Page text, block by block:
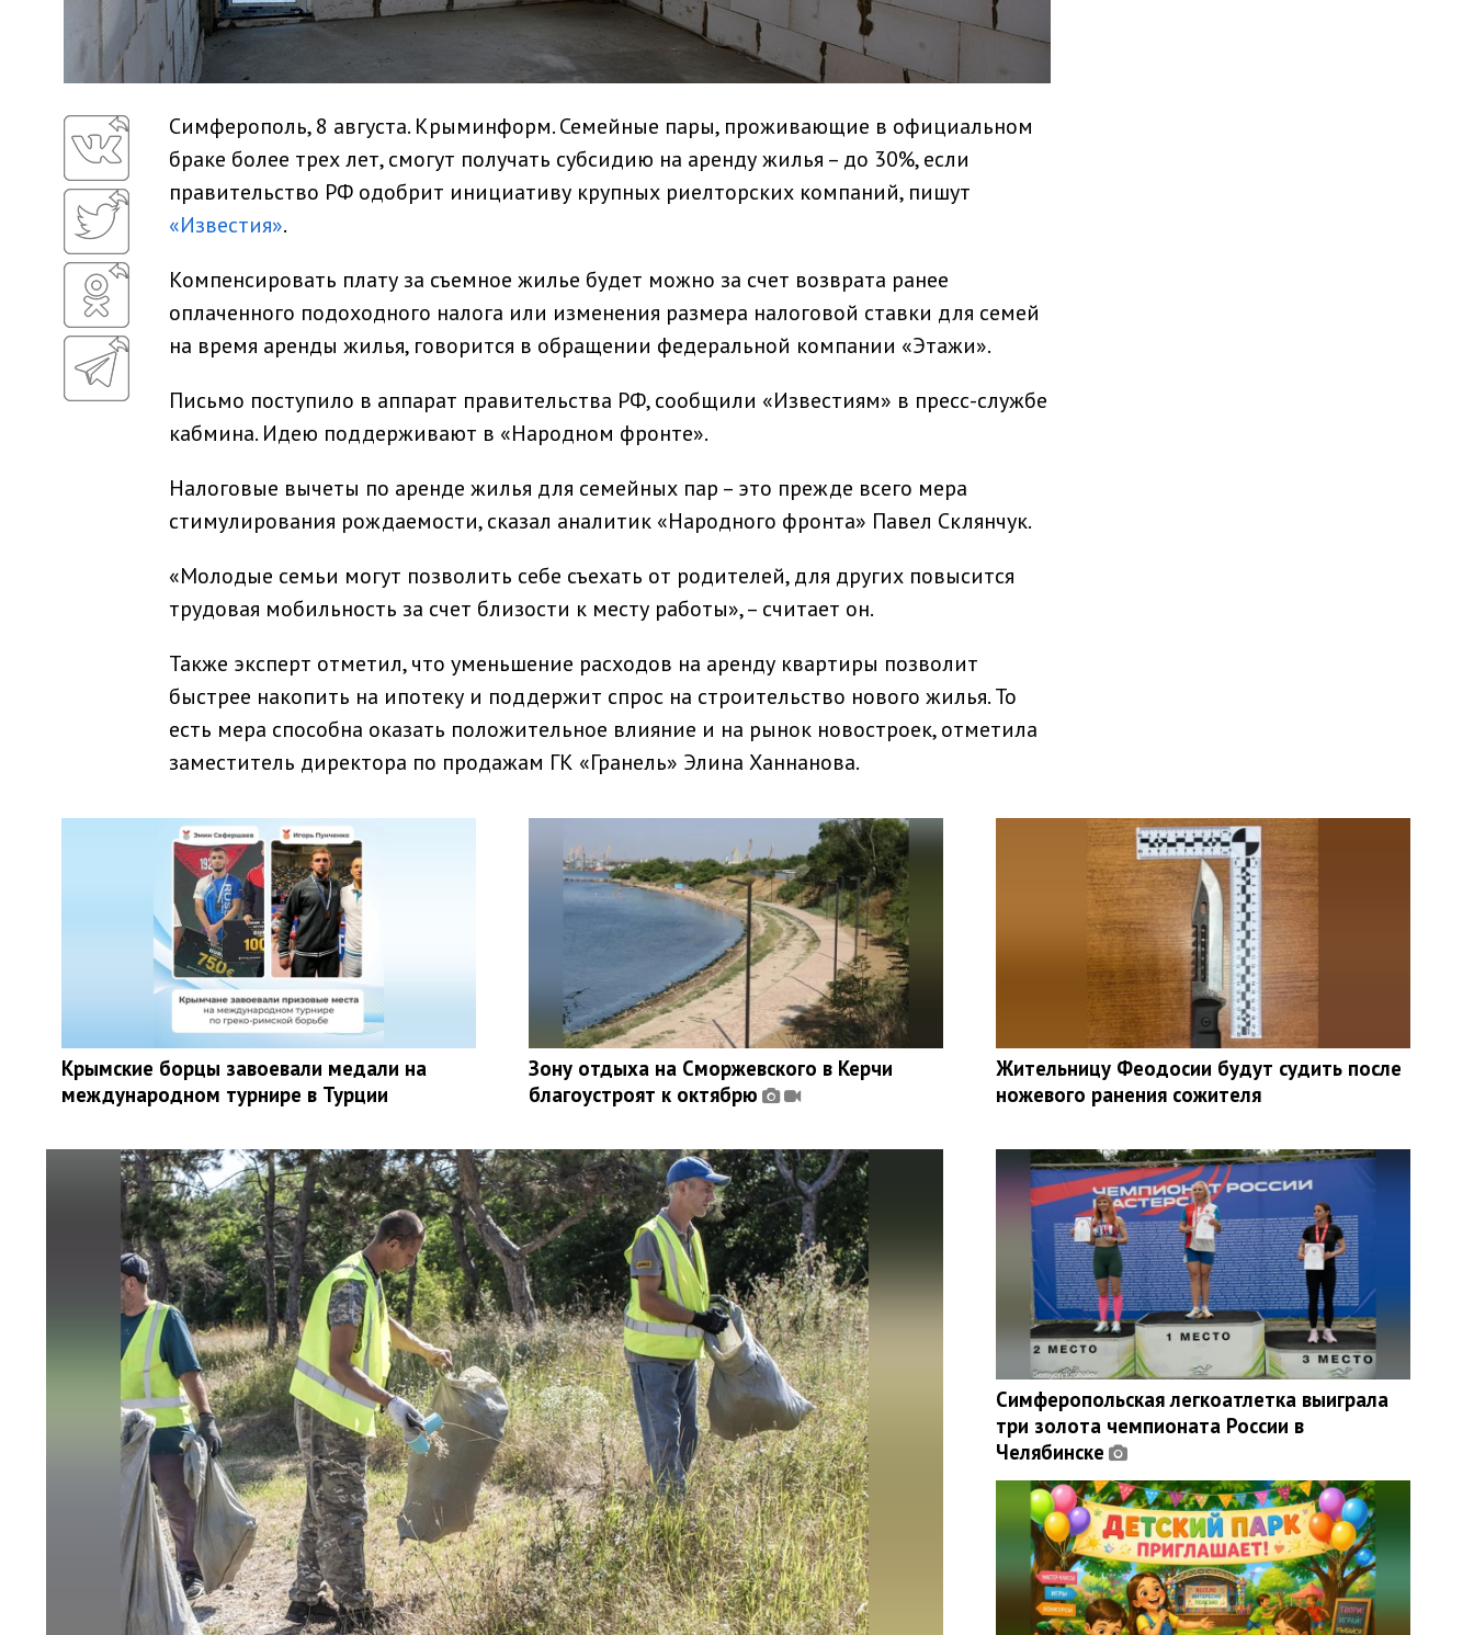
Симферополь, 8 августа. Крыминформ. Семейные пары, проживающие в официальном
браке более трех лет, смогут получать субсидию на аренду жилья – до 30%, если
правительство РФ одобрит инициативу крупных риелторских компаний, пишут
«Известия».
Компенсировать плату за съемное жилье будет можно за счет возврата ранее
оплаченного подоходного налога или изменения размера налоговой ставки для семей
на время аренды жилья, говорится в обращении федеральной компании «Этажи».
Письмо поступило в аппарат правительства РФ, сообщили «Известиям» в пресс-службе
кабмина. Идею поддерживают в «Народном фронте».
Налоговые вычеты по аренде жилья для семейных пар – это прежде всего мера
стимулирования рождаемости, сказал аналитик «Народного фронта» Павел Склянчук.
«Молодые семьи могут позволить себе съехать от родителей, для других повысится
трудовая мобильность за счет близости к месту работы», – считает он.
Также эксперт отметил, что уменьшение расходов на аренду квартиры позволит
быстрее накопить на ипотеку и поддержит спрос на строительство нового жилья. То
есть мера способна оказать положительное влияние и на рынок новостроек, отметила
заместитель директора по продажам ГК «Гранель» Элина Ханнанова.
Крымские борцы завоевали медали на
международном турнире в Турции
Зону отдыха на Сморжевского в Керчи
благоустроят к октябрю
Жительницу Феодосии будут судить после
ножевого ранения сожителя
Симферопольская легкоатлетка выиграла
три золота чемпионата России в
Челябинске